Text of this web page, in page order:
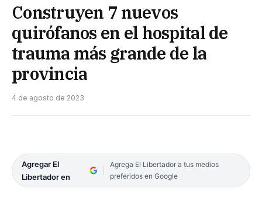
Construyen 7 nuevos
quirófanos en el hospital de
trauma más grande de la
provincia
4 de agosto de 2023
Agregar El
Libertador en
Agrega El Libertador a tus medios
preferidos en Google